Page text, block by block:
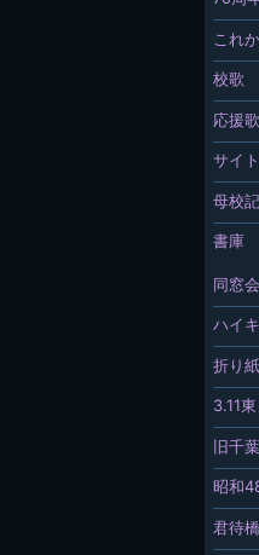
これ
校歌
応援歌
サイ
母校
書庫
同窓
ハイ
折り
3.11
旧千
昭和
君待